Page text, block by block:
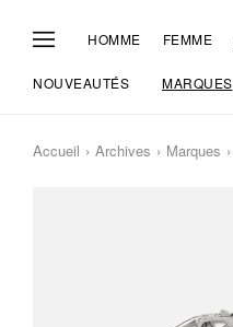
HOMME FEMME
NOUVEAUTÉS MARQUES
Accueil Archives Marques